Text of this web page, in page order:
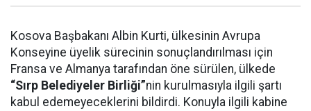
Kosova Başbakanı Albin Kurti, ülkesinin Avrupa
Konseyine üyelik sürecinin sonuçlandırılması için
Fransa ve Almanya tarafından öne sürülen, ülkede
“Sırp Belediyeler Birliği”nin kurulmasıyla ilgili şartı
kabul edemeyeceklerini bildirdi. Konuyla ilgili kabine